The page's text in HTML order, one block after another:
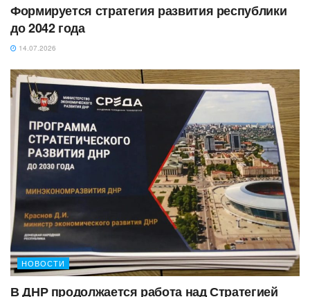
Формируется стратегия развития республики
до 2042 года
14.07.2026
НОВОСТИ
‎В ДНР продолжается работа над Стратегией